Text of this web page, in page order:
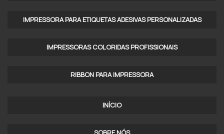
IMPRESSORA OFFSET DIGITAL
IMPRESSORA CORTE E VINCO ROTATIVA PREÇO
IMPRESSORA PARA ETIQUETAS ADESIVAS PERSONALIZADAS
IMPRESSORAS COLORIDAS PROFISSIONAIS​
RIBBON PARA IMPRESSORA
INÍCIO